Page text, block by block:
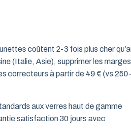
coûtent 2-3 fois plus cher
(Italie, Asie), supprimer les marges
correcteurs à partir de 49 € (vs 250-
aux verres haut de gamme
satisfaction 30 jours avec